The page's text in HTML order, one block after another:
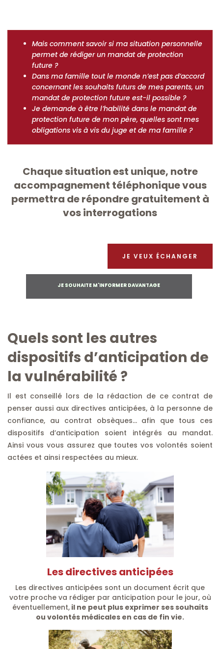
Mais comment savoir si ma situation personnelle
permet de rédiger un mandat de protection
future ?
Dans ma famille tout le monde n’est pas d’accord
concernant les souhaits futurs de mes parents, un
mandat de protection future est-il possible ?
Je demande à être l’habilité dans le mandat de
protection future de mon père, quelles sont mes
obligations vis à vis du juge et de ma famille ?
Chaque situation est unique, notre
accompagnement téléphonique vous
permettra de répondre gratuitement à
vos interrogations
JE VEUX ÉCHANGER
JE SOUHAITE M'INFORMER DAVANTAGE
Quels sont les autres
dispositifs d’anticipation de
la vulnérabilité ?
Il est conseillé lors de la rédaction de ce contrat de
penser aussi aux directives anticipées, à la personne de
confiance, au contrat obsèques… afin que tous ces
dispositifs d’anticipation soient intégrés au mandat.
Ainsi vous vous assurez que toutes vos volontés soient
actées et ainsi respectées au mieux.
Les directives anticipées
Les directives anticipées sont un document écrit que
votre proche va rédiger par anticipation pour le jour, où
éventuellement,il ne peut plus exprimer ses souhaits
ou volontés médicales en cas de fin vie.